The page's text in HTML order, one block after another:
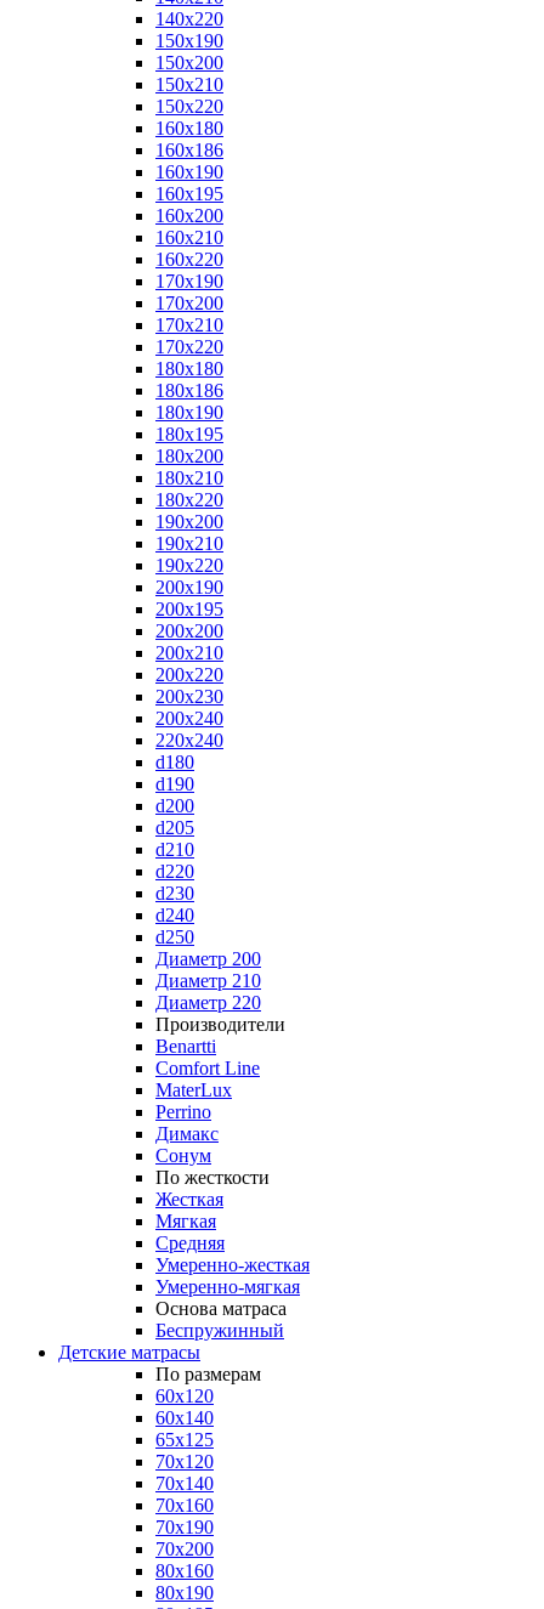
140x220
150x190
150x200
150x210
150x220
160x180
160x186
160x190
160x195
160x200
160x210
160x220
170x190
170x200
170x210
170x220
180x180
180x186
180x190
180x195
180x200
180x210
180x220
190x200
190x210
190x220
200x190
200x195
200x200
200x210
200x220
200x230
200x240
220x240
d180
d190
d200
d205
d210
d220
d230
d240
d250
Диаметр 200
Диаметр 210
Диаметр 220
Производители
Benartti
Comfort Line
MaterLux
Perrino
Димакс
Сонум
По жесткости
Жесткая
Мягкая
Средняя
Умеренно-жесткая
Умеренно-мягкая
Основа матраса
Беспружинный
Детские матрасы
По размерам
60x120
60x140
65x125
70x120
70x140
70x160
70x190
70x200
80x160
80x190